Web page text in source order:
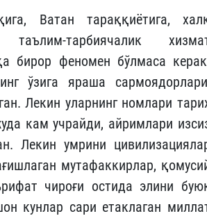
Ватан тараққиётига,
таълим-тарбиячалик
бирор феномен бўлмаса
ўзига яраша
Лекин уларнинг номлари
кам учрайди, айримлари
Лекин умрини
мутафаккирлар,
чироғи остида элини
кунлар сари етаклаган